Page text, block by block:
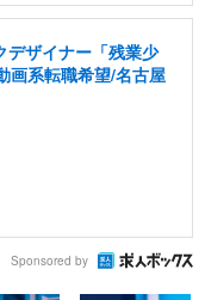
デザイナー「残業少
画系転職希望/名古屋
Sponsored by